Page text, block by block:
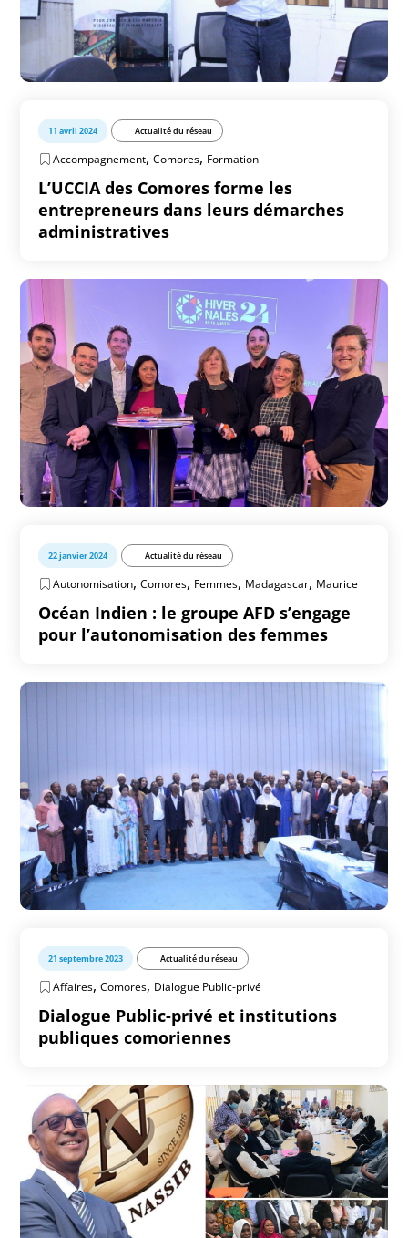
11 avril 2024 Actualité du réseau
Accompagnement,Comores, Formation
L’UCCIA des Comores forme les
entrepreneurs dans leurs démarches
administratives
22 janvier 2024 Actualité du réseau
Autonomisation,Comores, Femmes, Madagascar, Maurice
Océan Indien : le groupe AFD s’engage
pour l’autonomisation des femmes
21 septembre 2023 Actualité du réseau
Affaires,Comores, Dialogue Public-privé
Dialogue Public-privé et institutions
publiques comoriennes